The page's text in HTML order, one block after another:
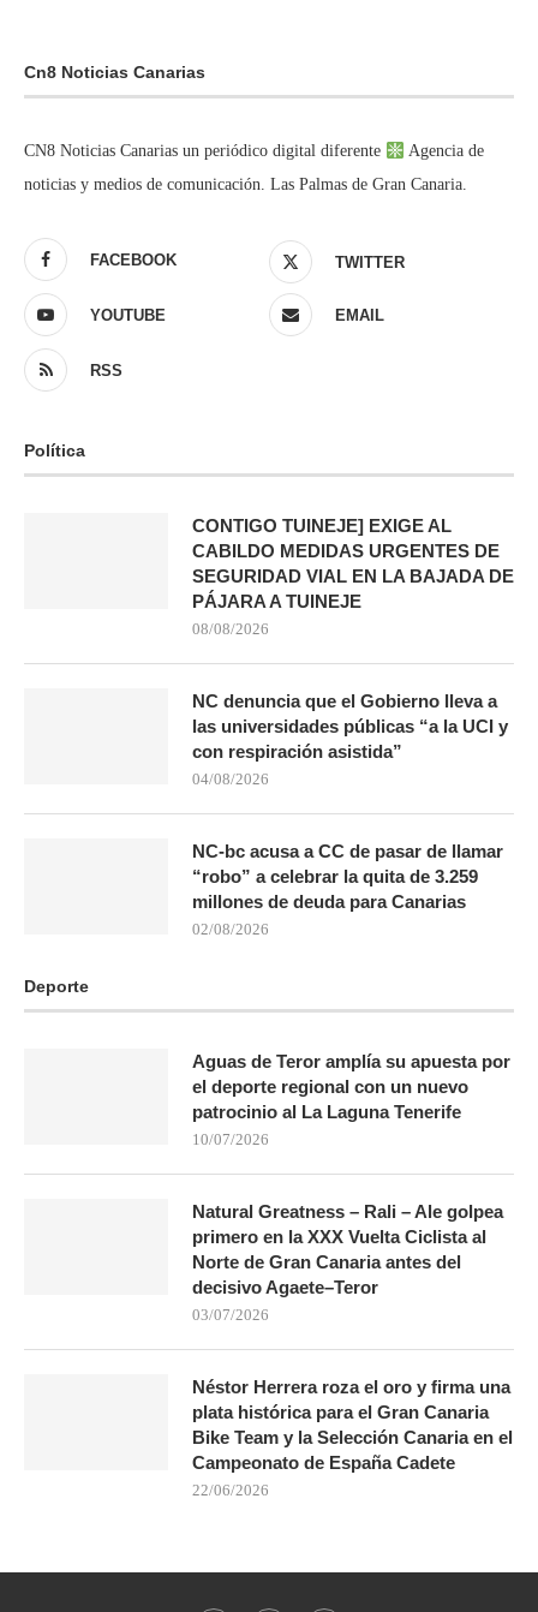
Cn8 Noticias Canarias
CN8 Noticias Canarias un periódico digital diferente
Agencia de
noticias y medios de comunicación. Las Palmas de Gran Canaria.
FACEBOOK TWITTER
YOUTUBE EMAIL
RSS
Política
CONTIGO TUINEJE] EXIGE AL
CABILDO MEDIDAS URGENTES DE
SEGURIDAD VIAL EN LA BAJADA DE
PÁJARA A TUINEJE
08/08/2026
NC denuncia que el Gobierno lleva a
las universidades públicas “a la UCI y
con respiración asistida”
04/08/2026
NC-bc acusa a CC de pasar de llamar
“robo” a celebrar la quita de 3.259
millones de deuda para Canarias
02/08/2026
Deporte
Aguas de Teror amplía su apuesta por
el deporte regional con un nuevo
patrocinio al La Laguna Tenerife
10/07/2026
Natural Greatness – Rali – Ale golpea
primero en la XXX Vuelta Ciclista al
Norte de Gran Canaria antes del
decisivo Agaete–Teror
03/07/2026
Néstor Herrera roza el oro y firma una
plata histórica para el Gran Canaria
Bike Team y la Selección Canaria en el
Campeonato de España Cadete
22/06/2026